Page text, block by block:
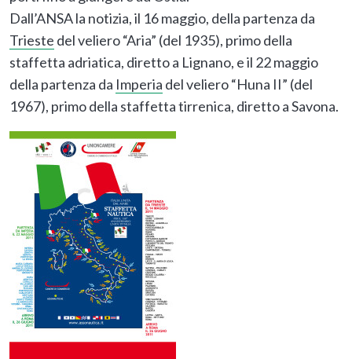
Dall’ANSA la notizia, il 16 maggio, della partenza da
Trieste del veliero “Aria” (del 1935), primo della
staffetta adriatica, diretto a Lignano, e il 22 maggio
della partenza da Imperia del veliero “Huna II” (del
1967), primo della staffetta tirrenica, diretto a Savona.